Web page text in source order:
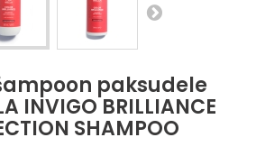
paksudele
INVIGO BRILLIANCE
SHAMPOO